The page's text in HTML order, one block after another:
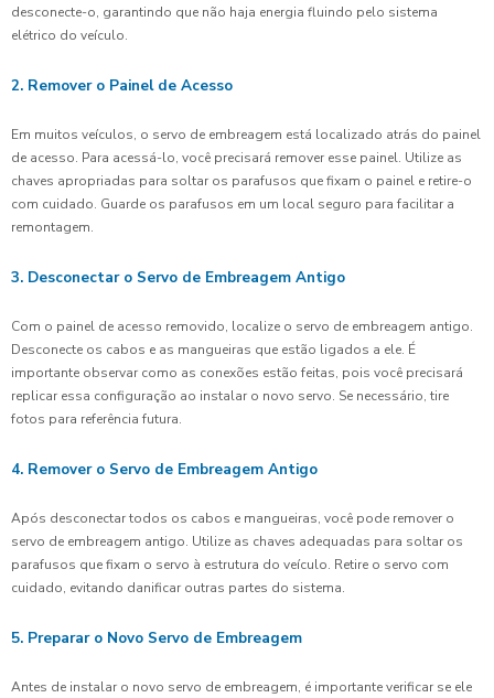
desconecte-o, garantindo que não haja energia fluindo pelo sistema
elétrico do veículo.
2. Remover o Painel de Acesso
Em muitos veículos, o servo de embreagem está localizado atrás do painel
de acesso. Para acessá-lo, você precisará remover esse painel. Utilize as
chaves apropriadas para soltar os parafusos que fixam o painel e retire-o
com cuidado. Guarde os parafusos em um local seguro para facilitar a
remontagem.
3. Desconectar o Servo de Embreagem Antigo
Com o painel de acesso removido, localize o servo de embreagem antigo.
Desconecte os cabos e as mangueiras que estão ligados a ele. É
importante observar como as conexões estão feitas, pois você precisará
replicar essa configuração ao instalar o novo servo. Se necessário, tire
fotos para referência futura.
4. Remover o Servo de Embreagem Antigo
Após desconectar todos os cabos e mangueiras, você pode remover o
servo de embreagem antigo. Utilize as chaves adequadas para soltar os
parafusos que fixam o servo à estrutura do veículo. Retire o servo com
cuidado, evitando danificar outras partes do sistema.
5. Preparar o Novo Servo de Embreagem
Antes de instalar o novo servo de embreagem, é importante verificar se ele